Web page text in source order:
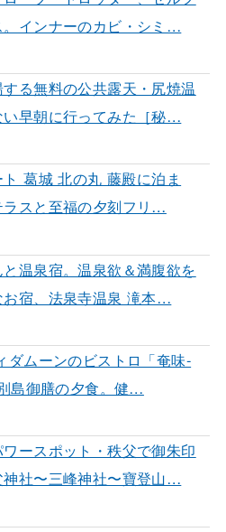
。インナーのカビ・シミ…
る無料の公共露天・尻焼温
い早朝に行ってみた［秘…
葛城 北の丸 藤殿に泊ま
ラスと至福の夕刻フリ…
温泉宿。温泉欲＆満腹欲を
お宿、法泉寺温泉 滝本…
ダムーンのビストロ「奄味-
島御膳の夕食。健…
ースポット・秩父で御朱印
神社〜三峰神社〜寶登山…